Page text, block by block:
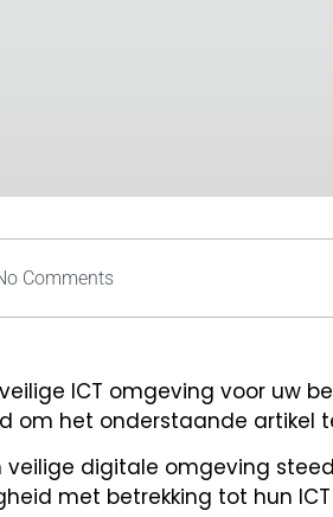
Comments
ICT omgeving voor uw
om het onderstaande artikel
digitale omgeving
met betrekking tot hun